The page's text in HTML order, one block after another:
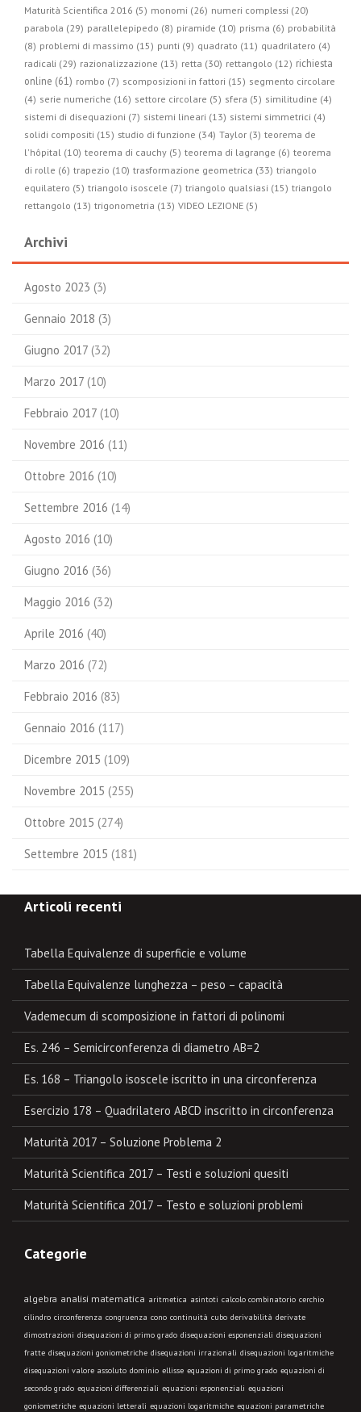
Maturità Scientifica 2016 (5) monomi (26) numeri complessi (20)
parabola (29) parallelepipedo (8) piramide (10) prisma (6) probabilità
(8) problemi di massimo (15) punti (9) quadrato (11) quadrilatero (4)
radicali (29) razionalizzazione (13) retta (30) rettangolo (12) richiesta
online (61) rombo (7) scomposizioni in fattori (15) segmento circolare
(4) serie numeriche (16) settore circolare (5) sfera (5) similitudine (4)
sistemi di disequazioni (7) sistemi lineari (13) sistemi simmetrici (4)
solidi compositi (15) studio di funzione (34) Taylor (3) teorema de
l'hôpital (10) teorema di cauchy (5) teorema di lagrange (6) teorema
di rolle (6) trapezio (10) trasformazione geometrica (33) triangolo
equilatero (5) triangolo isoscele (7) triangolo qualsiasi (15) triangolo
rettangolo (13) trigonometria (13) VIDEO LEZIONE (5)
Archivi
Agosto 2023 (3)
Gennaio 2018 (3)
Giugno 2017 (32)
Marzo 2017 (10)
Febbraio 2017 (10)
Novembre 2016 (11)
Ottobre 2016 (10)
Settembre 2016 (14)
Agosto 2016 (10)
Giugno 2016 (36)
Maggio 2016 (32)
Aprile 2016 (40)
Marzo 2016 (72)
Febbraio 2016 (83)
Gennaio 2016 (117)
Dicembre 2015 (109)
Novembre 2015 (255)
Ottobre 2015 (274)
Settembre 2015 (181)
Articoli recenti
Tabella Equivalenze di superficie e volume
Tabella Equivalenze lunghezza – peso – capacità
Vademecum di scomposizione in fattori di polinomi
Es. 246 – Semicirconferenza di diametro AB=2
Es. 168 – Triangolo isoscele iscritto in una circonferenza
Esercizio 178 – Quadrilatero ABCD inscritto in circonferenza
Maturità 2017 – Soluzione Problema 2
Maturità Scientifica 2017 – Testi e soluzioni quesiti
Maturità Scientifica 2017 – Testo e soluzioni problemi
Categorie
algebra analisi matematica aritmetica asintoti calcolo combinatorio cerchio
cilindro circonferenza congruenza cono continuità cubo derivabilità derivate
dimostrazioni disequazioni di primo grado disequazioni esponenziali disequazioni
fratte disequazioni goniometriche disequazioni irrazionali disequazioni logaritmiche
disequazioni valore assoluto dominio ellisse equazioni di primo grado equazioni di
secondo grado equazioni differenziali equazioni esponenziali equazioni
goniometriche equazioni letterali equazioni logaritmiche equazioni parametriche